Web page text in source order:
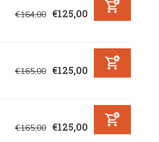
€164,00 €125,00
€165,00 €125,00
€165,00 €125,00